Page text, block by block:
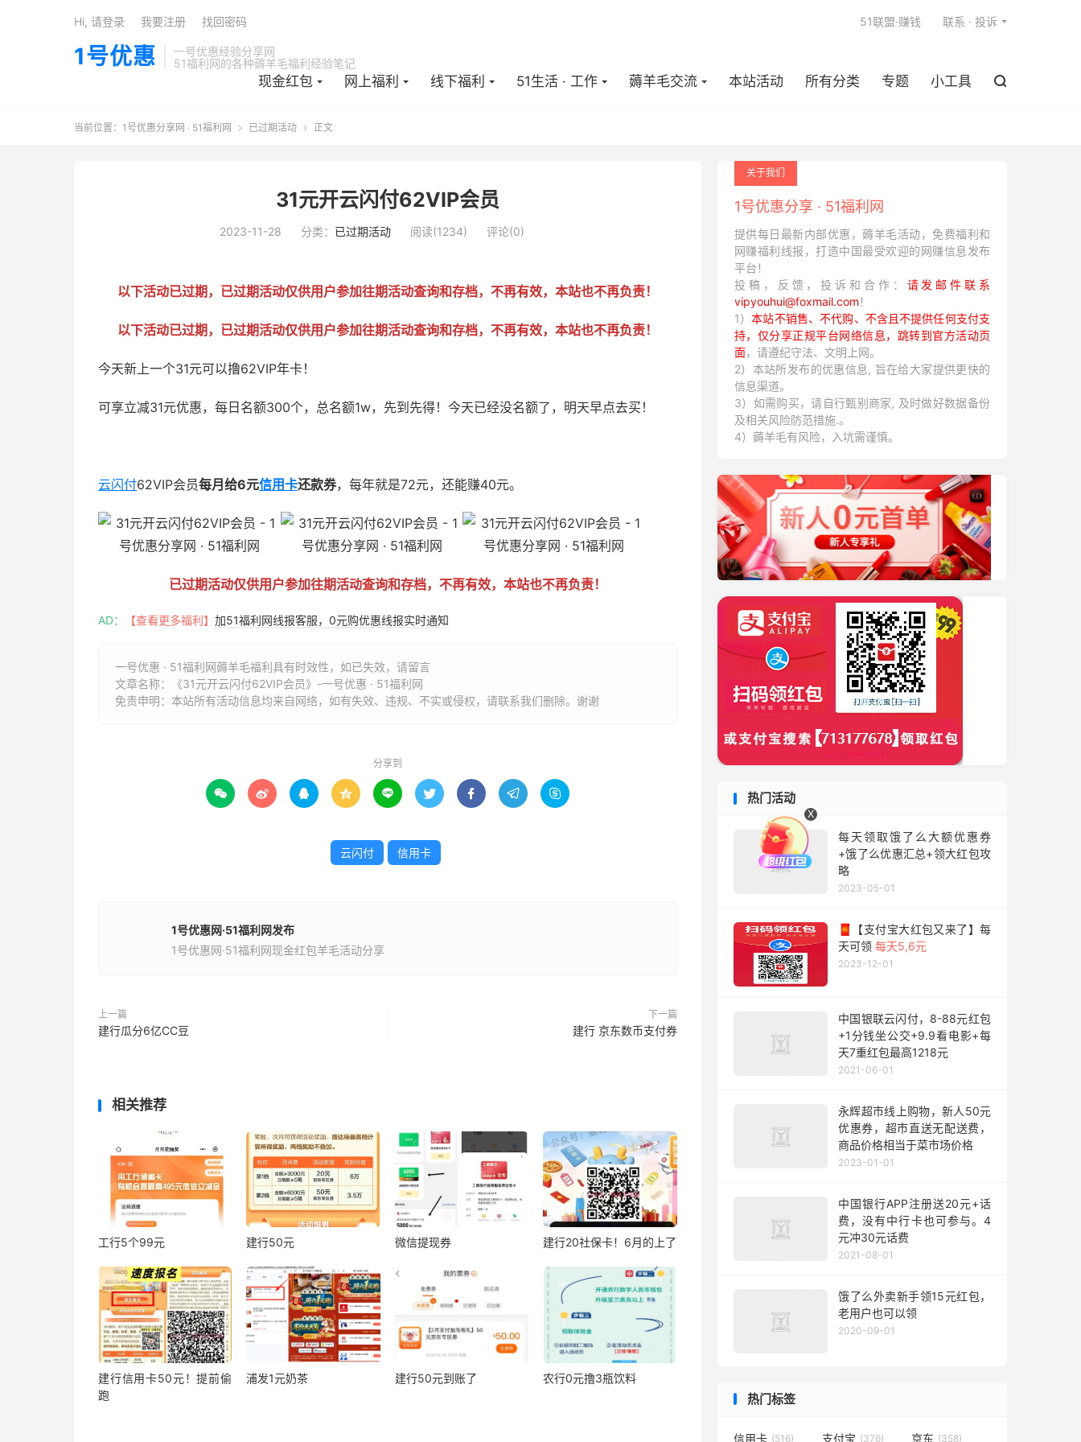
1号优惠
一号优惠经验分享网
51福利网的各种薅羊毛福利经验笔记
现金红包 网上福利 线下福利 51生活 · 工作 薅羊毛交流 本站活动 所有分类 专题 小工具 
51联盟·赚钱 联系 · 投诉
Hi, 请登录 我要注册 找回密码
当前位置： 1号优惠分享网 · 51福利网  已过期活动  正文
31元开云闪付62VIP会员
2023-11-28 分类： 已过期活动 阅读(1234) 评论(0)
以下活动已过期，已过期活动仅供用户参加往期活动查询和存档，不再有效，本站也不再负责！
以下活动已过期，已过期活动仅供用户参加往期活动查询和存档，不再有效，本站也不再负责！
今天新上一个31元可以撸62VIP年卡！
可享立减31元优惠，每日名额300个，总名额1w，先到先得！今天已经没名额了，明天早点去买！
云闪付62VIP会员每月给6元信用卡还款券，每年就是72元，还能赚40元。
已过期活动仅供用户参加往期活动查询和存档，不再有效，本站也不再负责！
AD： 【查看更多福利】 加51福利网线报客服，0元购优惠线报实时通知
一号优惠 · 51福利网薅羊毛福利具有时效性，如已失效，请留言
文章名称：
《31元开云闪付62VIP会员》-一号优惠 · 51福利网
免责申明：本站所有活动信息均来自网络，如有失效、违规、不实或侵权，请联系我们删除。谢谢
分享到
        
云闪付 信用卡
1号优惠网·51福利网发布
1号优惠网·51福利网现金红包羊毛活动分享
上一篇
建行瓜分6亿CC豆
下一篇
建行 京东数币支付券
相关推荐
工行5个99元 建行50元 微信提现券 建行20社保卡！6月的上了
建行信用卡50元！提前偷
跑
浦发1元奶茶 建行50元到账了 农行0元撸3瓶饮料
关于我们
1号优惠分享 · 51福利网
提供每日最新内部优惠，薅羊毛活动，免费福利和
网赚福利线报，打造中国最受欢迎的网赚信息发布
平台！
投稿，反馈，投诉和合作： 请发邮件联系
vipyouhui@foxmail.com！
1）本站不销售、不代购、不含且不提供任何支付支
持，仅分享正规平台网络信息，跳转到官方活动页
面，请遵纪守法、文明上网。
2）本站所发布的优惠信息, 旨在给大家提供更快的
信息渠道。
3）如需购买，请自行甄别商家, 及时做好数据备份
及相关风险防范措施.。
4）薅羊毛有风险，入坑需谨慎。
热门活动
每天领取饿了么大额优惠券
+饿了么优惠汇总+领大红包攻
略
2023-05-01
🧧【支付宝大红包又来了】每
天可领 每天5,6元
2023-12-01
中国银联云闪付，8-88元红包
+1分钱坐公交+9.9看电影+每
天7重红包最高1218元
2021-06-01
永辉超市线上购物，新人50元
优惠券，超市直送无配送费，
商品价格相当于菜市场价格
2023-01-01
中国银行APP注册送20元+话
费，没有中行卡也可参与。4
元冲30元话费
2021-08-01
饿了么外卖新手领15元红包，
老用户也可以领
2020-09-01
热门标签
信用卡 (516) 支付宝 (376) 京东 (358)
X